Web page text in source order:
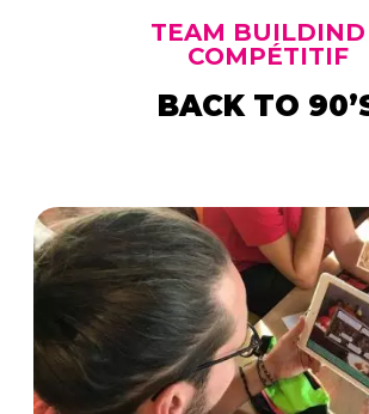
TEAM BUILDIND
COMPÉTITIF
BACK TO